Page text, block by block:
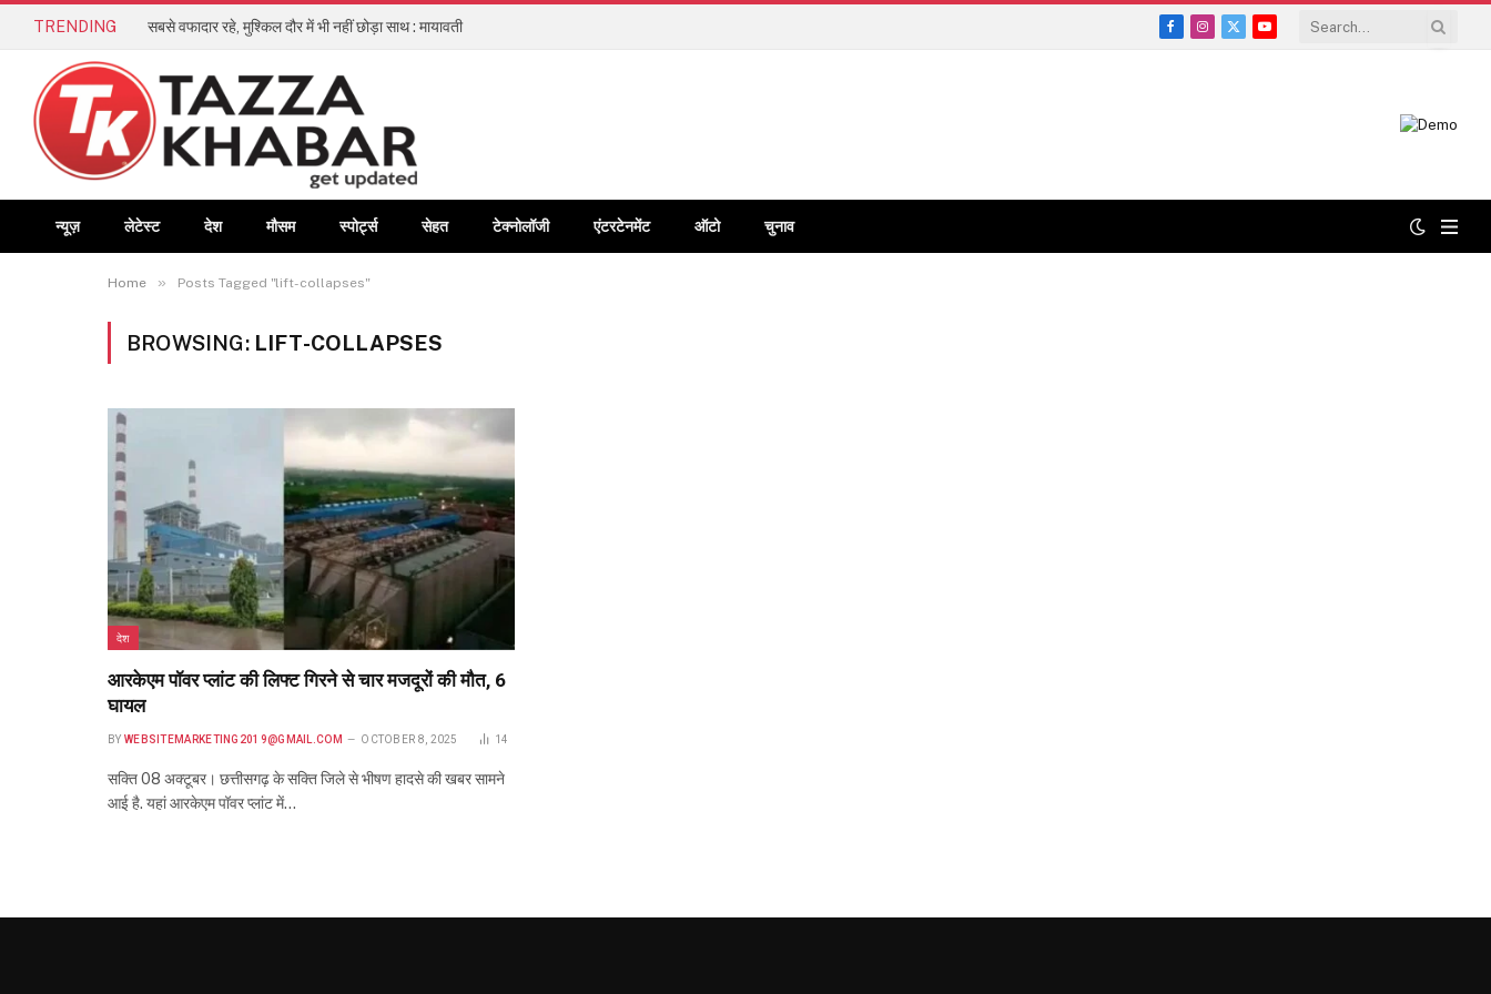
TRENDING सबसे वफादार रहे, मुश्किल दौर में भी नहीं छोड़ा साथ : मायावती
Facebook
Instagram
X
YouTube
न्यूज़ लेटेस्ट देश मौसम स्पोर्ट्स सेहत टेक्नोलॉजी एंटरटेनमेंट ऑटो चुनाव
Home » Posts Tagged "lift-collapses"
BROWSING: LIFT-COLLAPSES
देश
आरकेएम पॉवर प्लांट की लिफ्ट गिरने से चार मजदूरों की मौत, 6
घायल
BY WEBSITEMARKETING2019@GMAIL.COM OCTOBER 8, 2025 14
सक्ति 08 अक्टूबर। छत्तीसगढ़ के सक्ति जिले से भीषण हादसे की खबर सामने
आई है. यहां आरकेएम पॉवर प्लांट में…